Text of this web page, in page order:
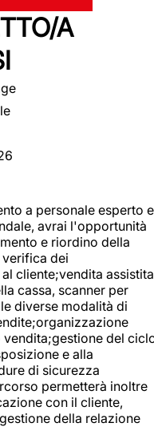
A
a personale esperto e
avrai l'opportunità
e riordino della
dei
cliente;vendita assistita
cassa, scanner per
diverse modalità di
del
e alla
di sicurezza
permetterà inoltre
con il cliente,
della relazione